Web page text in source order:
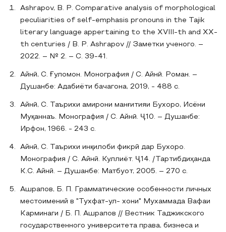
Ashrapov, B. P. Comparative analysis of morphological
peculiarities of self-emphasis pronouns in the Tajik
literary language appertaining to the XVIII-th and XX-
th centuries / B. P. Ashrapov // Заметки ученого. –
2022. – № 2. – С. 39-41.
Айнӣ, С. Ғуломон. Монография / С. Айнӣ. Роман. –
Душанбе: Адабиёти бачагона, 2019, - 488 с.
Айнӣ, С. Таърихи амирони манғитияи Бухоро, Исёни
Муқаннаъ. Монография / С. Айнӣ. Ҷ.10. – Душанбе:
Ирфон, 1966. - 243 с.
Айнӣ, С. Таърихи инқилоби фикрӣ дар Бухоро.
Монография / С. Айнӣ. Куллиёт. Ҷ.14. /Тартибдиҳанда
К.С. Айнӣ. – Душанбе: Матбуот, 2005. – 270 с.
Ашрапов, Б. П. Грамматические особенности личных
местоимений в "Тухфат-ул- хони" Мухаммада Вафаи
Карминаги / Б. П. Ашрапов // Вестник Таджикского
государственного университета права, бизнеса и